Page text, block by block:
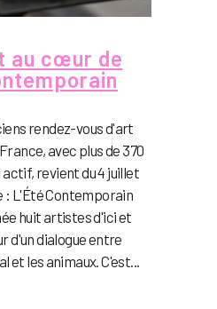
au cœur de
rendez-vous d'art
avec plus de 370
revient du 4 juillet
: L'Été Contemporain
huit artistes d'ici et
d'un dialogue entre
et les animaux. C'est...